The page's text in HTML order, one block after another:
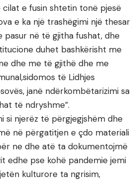
e fusin shtetin tonë pjesë
e ka një trashëgimi një thesar
pasur në të gjitha fushat, dhe
duhet bashkërisht me
dhe me të gjithë dhe me
të Lidhjes
janë ndërkombëtarizimi sa
të ndryshme”.
si njerëz të përgjegjshëm dhe
në përgatitjen e çdo materiali
ne dhe atë ta dokumentojmë
edhe pse kohë pandemie jemi
kulturore ta ngrisim,